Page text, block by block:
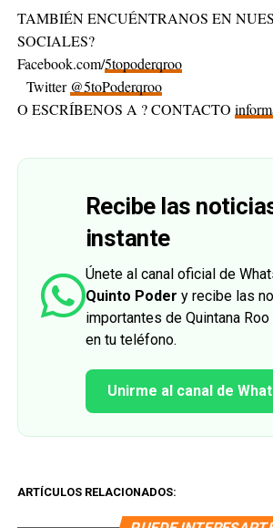
TAMBIÉN ENCUÉNTRANOS EN
SOCIALES?
Facebook.com/5topoderqroo
Twitter @5toPoderqroo
O ESCRÍBENOS A ? CONTACTO
Recibe las
instante
Únete al canal oficial de
Quinto Poder y recibe las
importantes de Quintana
en tu teléfono.
Unirme al canal de
ARTÍCULOS RELACIONADOS: